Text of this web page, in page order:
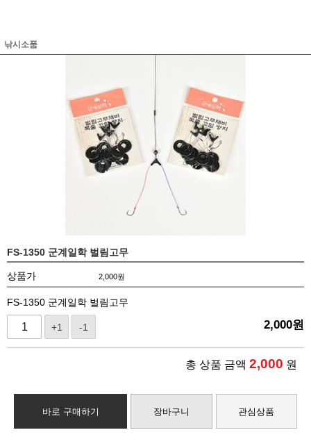
낚시소품
FS-1350 군계일학 벌림고무
상품가 2,000원
FS-1350 군계일학 벌림고무
+1 -1 2,000원
총 상품 금액 2,000 원
바로 구매하기 장바구니 관심상품